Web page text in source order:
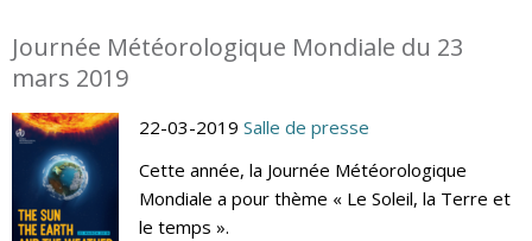
Journée Météorologique Mondiale du 23
mars 2019
22-03-2019 Salle de presse
Cette année, la Journée Météorologique
Mondiale a pour thème « Le Soleil, la Terre et
le temps ».